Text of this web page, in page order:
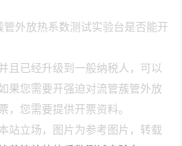
外放热系数测试实验台是否能开
且已经升级到一般纳税人，可以
果您需要开强迫对流管蔟管外放
，您需要提供开票资料。
站立场，图片为参考图片，转载